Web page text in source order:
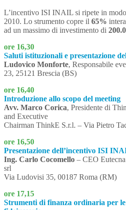
L’incentivo ISI INAIL si ripete in
2010. Lo strumento copre il 65%
ad un massimo di investimento di
ore 16,30
Saluti istituzionali e presentazione
Ludovico Monforte, Responsabile
23, 25121 Brescia (BS)
ore 16,40
Introduzione allo scopo del meeting
Avv. Marco Corica, Presidente di
and Executive
Chairman ThinkE S.r.l. – Via Pietro
ore 16,50
Presentazione dell’incentivo ISI
Ing. Carlo Cocomello – CEO
srl
Via Ludovisi 35, 00187 Roma (RM)
ore 17,15
Strumenti di finanza ordinaria per